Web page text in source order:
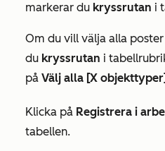
markerar du kryssrutan i
Om du vill välja alla
du kryssrutan i
på Välj alla [X objekttyper]
Klicka på Registrera i
tabellen.